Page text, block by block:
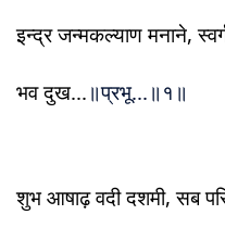
इन्द्र जन्मकल्याण मनाने,
भव दुख... ॥प्रभू...॥१॥
शुभ आषाढ़ वदी दशमी, सब